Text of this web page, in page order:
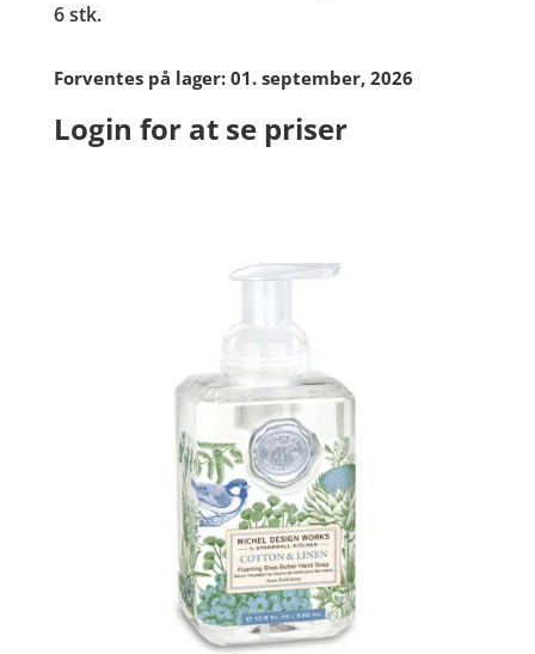
6 stk.
Forventes på lager: 01. september, 2026
Login for at se priser